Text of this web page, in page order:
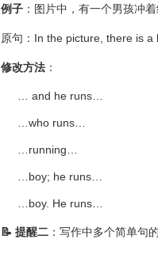
例子 ：图片中，有一个男孩冲
原句：In the picture, there is
修改方法 ‌：
… and he runs…
…who runs…
…running…
…boy; he runs…
…boy. He runs…
📝 提醒二 ：写作中多个简单句